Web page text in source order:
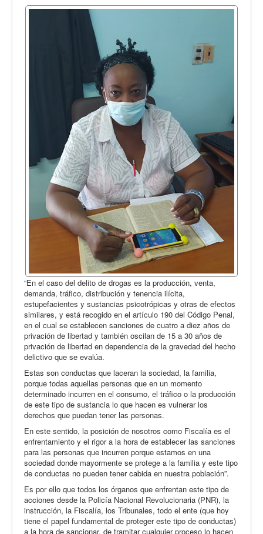
“En el caso del delito de drogas es la producción, venta,
demanda, tráfico, distribución y tenencia ilícita,
estupefacientes y sustancias psicotrópicas y otras de efectos
similares, y está recogido en el artículo 190 del Código Penal,
en el cual se establecen sanciones de cuatro a diez años de
privación de libertad y también oscilan de 15 a 30 años de
privación de libertad en dependencia de la gravedad del hecho
delictivo que se evalúa.
Estas son conductas que laceran la sociedad, la familia,
porque todas aquellas personas que en un momento
determinado incurren en el consumo, el tráfico o la producción
de este tipo de sustancia lo que hacen es vulnerar los
derechos que puedan tener las personas.
En este sentido, la posición de nosotros como Fiscalía es el
enfrentamiento y el rigor a la hora de establecer las sanciones
para las personas que incurren porque estamos en una
sociedad donde mayormente se protege a la familia y este tipo
de conductas no pueden tener cabida en nuestra población”.
Es por ello que todos los órganos que enfrentan este tipo de
acciones desde la Policía Nacional Revolucionaria (PNR), la
instrucción, la Fiscalía, los Tribunales, todo el ente (que hoy
tiene el papel fundamental de proteger este tipo de conductas)
a la hora de sancionar, de tramitar cualquier proceso lo hacen